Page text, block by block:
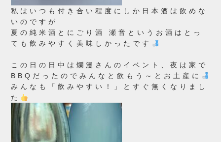
私はいつも付き合い程度にしか日本酒は飲めな
いのですが
夏の純米酒とにごり酒 瀬音というお酒はとっ
ても飲みやすく美味しかったです
この日の日中は爛漫さんのイベント、夜は家で
BBQだったのでみんなと飲もう～とお土産に
みんなも「飲みやすい！」とすぐ無くなりまし
た